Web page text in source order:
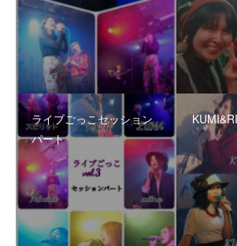
ライブごっこセッション
パート